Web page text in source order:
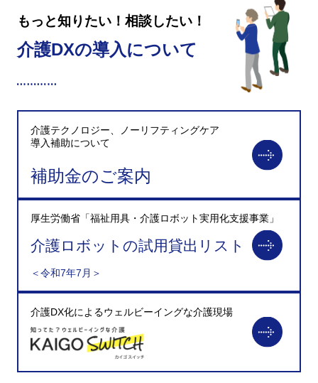
もっと知りたい！相談したい！
介護DXの導入について
介護テクノロジー、ノーリフティングケア
導入補助について
補助金のご案内
厚生労働省「福祉用具・介護ロボット実用化支援事業」
介護ロボットの試用貸出リスト
＜令和7年7月＞
介護DX化によるウェルビーイングな介護現場